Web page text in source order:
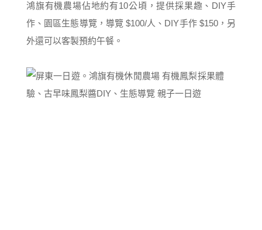
鴻旗有機農場佔地約有10公頃，提供採果趣、DIY手
作、園區生態導覽，導覽 $100/人、DIY手作 $150，另
外還可以客製預約午餐。